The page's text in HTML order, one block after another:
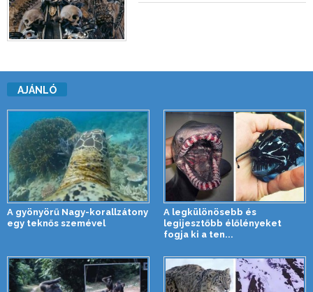
AJÁNLÓ
A gyönyörű Nagy-korallzátony
egy teknős szemével
A legkülönösebb és
legijesztőbb élőlényeket
fogja ki a ten...